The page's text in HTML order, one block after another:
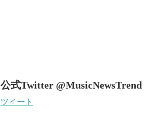
公式Twitter @MusicNewsTrend
ツイート